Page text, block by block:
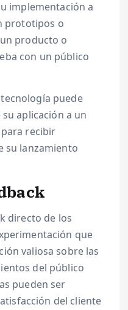
implementación a
prototipos o
producto o
con un público
puede
aplicación a un
recibir
su lanzamiento
directo de los
que
valiosa sobre las
del público
pueden ser
del cliente